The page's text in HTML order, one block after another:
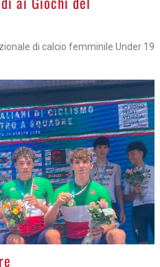
di calcio femminile Under 19